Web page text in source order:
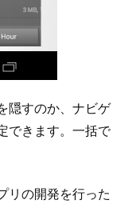
隠すのか、ナビゲ
できます。一括で
リの開発を行った